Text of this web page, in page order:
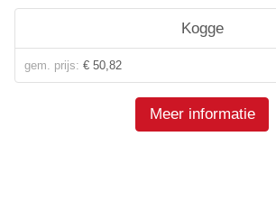
Kogge
gem. prijs: € 50,82
Meer informatie